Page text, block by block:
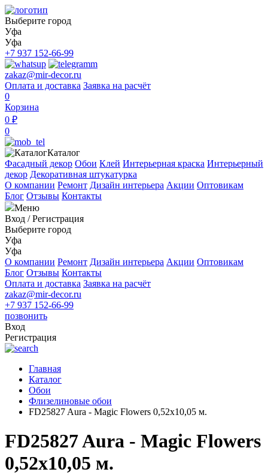
Выберите город
Уфа
Уфа
+7 937 152-66-99
zakaz@mir-decor.ru
Оплата и доставка Заявка на расчёт
0
Корзина
0 ₽
0
Каталог
Фасадный декор Обои Клей Интерьерная краска Интерьерный
декор Декоративная штукатурка
О компании Ремонт Дизайн интерьера Акции Оптовикам
Блог Отзывы Контакты
Меню
Вход /Регистрация
Выберите город
Уфа
Уфа
О компании Ремонт Дизайн интерьера Акции Оптовикам
Блог Отзывы Контакты
Оплата и доставка Заявка на расчёт
zakaz@mir-decor.ru
+7 937 152-66-99
позвонить
Вход
Регистрация
Главная
Каталог
Обои
Флизелиновые обои
FD25827 Aura - Magic Flowers 0,52x10,05 м.
FD25827 Aura - Magic Flowers
0,52x10,05 м.